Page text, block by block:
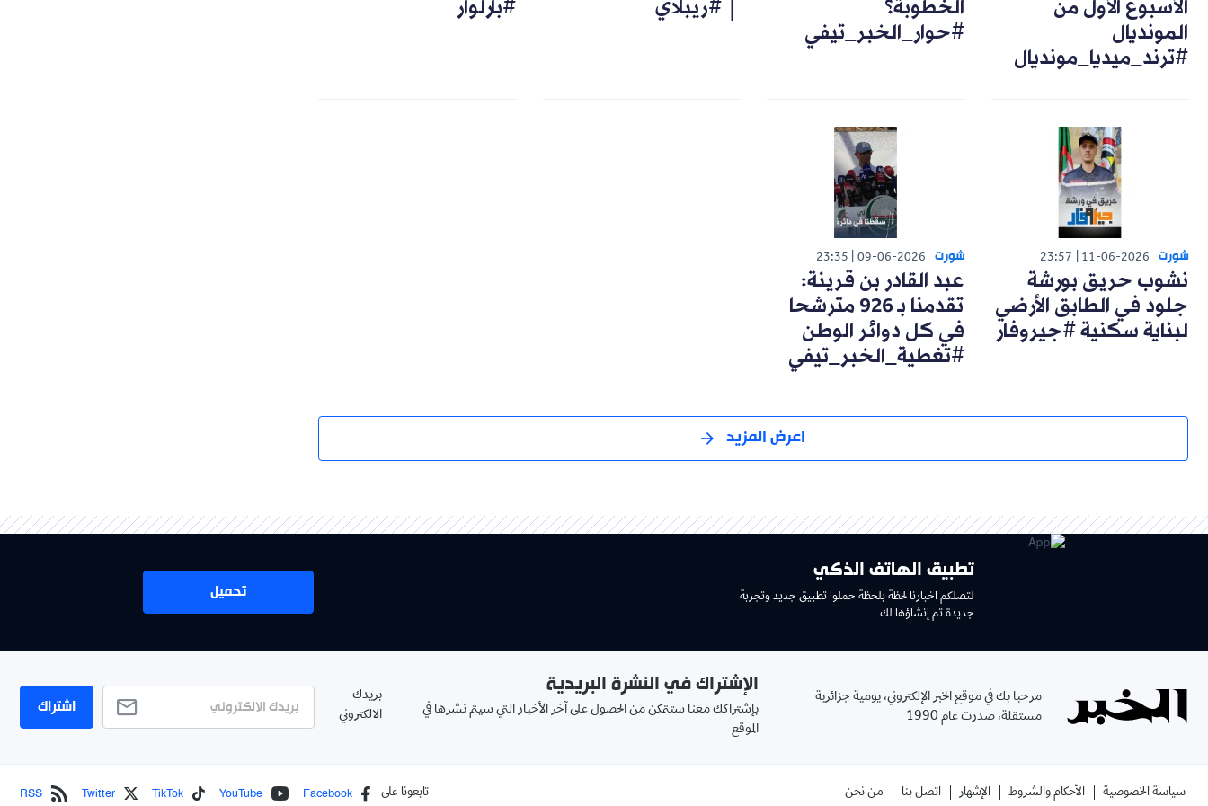
الأسبوع الأول من
المونديال
#ترند_ميديا_مونديال
الخطوبة؟
#حوار_الخبر_تيفي
│ #ريبلاي
#بارلوار
شورت 11-06-2026
23:57
نشوب حريق بورشة
جلود في الطابق الأرضي
لبناية سكنية #جيروفار
شورت 09-06-2026
23:35
عبد القادر بن قرينة:
تقدمنا بـ 926 مترشحا
في كل دوائر الوطن
#تغطية_الخبر_تيفي
اعرض المزيد
تطبيق الهاتف الذكي
لتصلكم اخبارنا لحظة بلحظة حملوا تطبيق جديد وتجربة
جديدة تم إنشاؤها لك
تحميل
مرحبا بك في موقع الخبر الإلكتروني، يومية جزائرية
مستقلة، صدرت عام 1990
الإشتراك في النشرة البريدية
بإشتراكك معنا ستتمكن من الحصول على آخر الأخبار التي سيتم نشرها في
الموقع
بريدك
الالكتروني
اشتراك
سياسة الخصوصية الأحكام والشروط الإشهار اتصل بنا من نحن تابعونا على Facebook
YouTube
TikTok
Twitter
RSS